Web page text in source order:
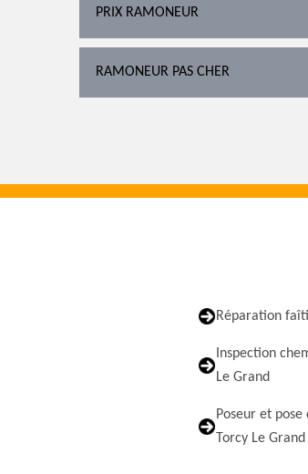
PRIX RAMONEUR
RAMONEUR PAS CHER
Réparation
Inspection
Le Grand
Poseur et
Torcy Le Grand